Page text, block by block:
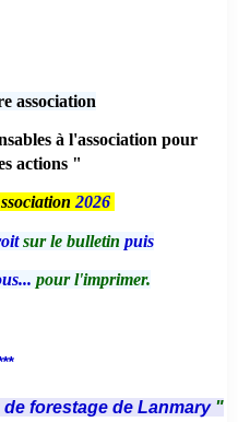
association
à l'association pour
actions "
2026
sur le bulletin puis
pour l'imprimer.
de forestage de Lanmary "